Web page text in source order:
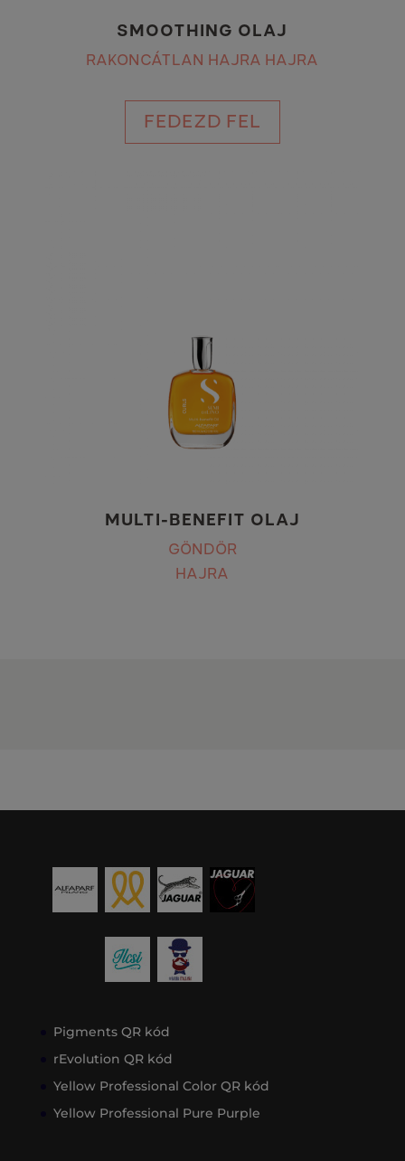
SMOOTHING OLAJ
RAKONCÁTLAN HAJRA HAJRA
FEDEZD FEL
MULTI-BENEFIT OLAJ
GÖNDÖR
HAJRA
Pigments QR kód
rEvolution QR kód
Yellow Professional Color QR kód
Yellow Professional Pure Purple